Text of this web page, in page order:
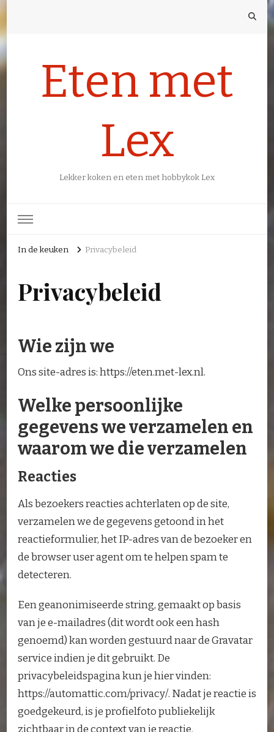
Eten met
Lex
Lekker koken en eten met hobbykok Lex
In de keuken Privacybeleid
Privacybeleid
Wie zijn we
Ons site-adres is: https://eten.met-lex.nl.
Welke persoonlijke
gegevens we verzamelen en
waarom we die verzamelen
Reacties
Als bezoekers reacties achterlaten op de site,
verzamelen we de gegevens getoond in het
reactieformulier, het IP-adres van de bezoeker en
de browser user agent om te helpen spam te
detecteren.
Een geanonimiseerde string, gemaakt op basis
van je e-mailadres (dit wordt ook een hash
genoemd) kan worden gestuurd naar de Gravatar
service indien je dit gebruikt. De
privacybeleidspagina kun je hier vinden:
https://automattic.com/privacy/. Nadat je reactie is
goedgekeurd, is je profielfoto publiekelijk
zichtbaar in de context van je reactie.